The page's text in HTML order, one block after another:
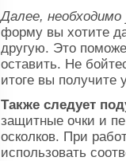
Далее,
форму вы хотите
другую. Это
оставить. Не
итоге вы получите
Также следует
защитные очки и
осколков. При
использовать